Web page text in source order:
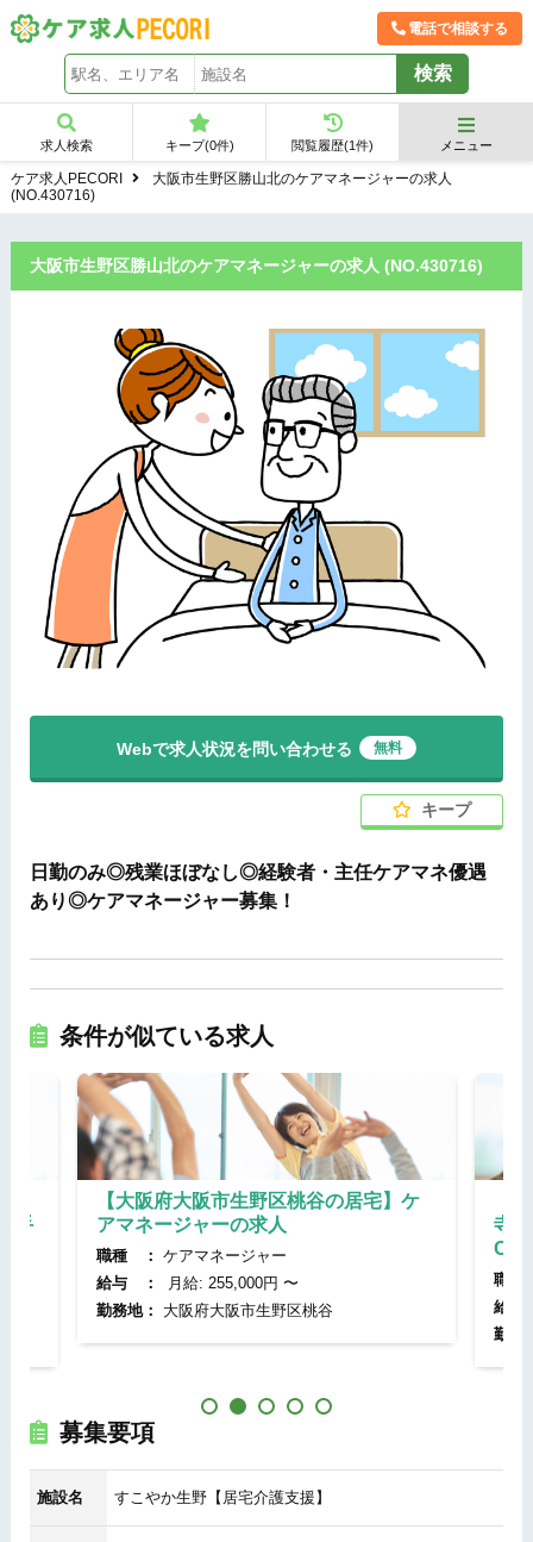
電話で相談する
求人検索 キープ(0件) 閲覧履歴(1件) メニュー
ケア求人PECORI
大阪市生野区勝山北のケアマネージャーの求人
(NO.430716)
大阪市生野区勝山北のケアマネージャーの求人 (NO.430716)
日勤のみ◎残業ほぼなし◎経験者・主任ケアマネ優遇
あり◎ケアマネージャー募集！
キープ
Webで求人状況を問い合わせる 無料
条件が似ている求人
手
【大阪府大阪市生野区桃谷の居宅】ケ
アマネージャーの求人
職種 ： ケアマネージャー
給与 ：
月給: 255,000円 〜
勤務地：
大阪府大阪市生野区桃谷
寺
OK
職
給
勤務
募集要項
施設名 すこやか生野【居宅介護支援】